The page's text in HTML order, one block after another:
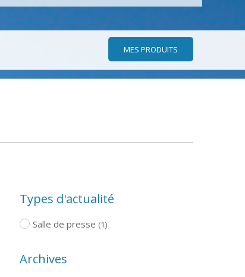
MES PRODUITS
Types d'actualité
Salle de presse (1)
Archives